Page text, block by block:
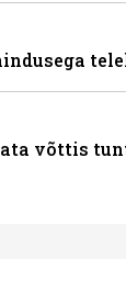
võttis